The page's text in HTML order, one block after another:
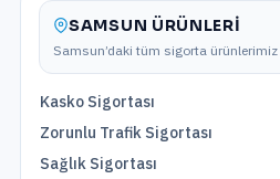
SAMSUN ÜRÜNLERI
Samsun’daki tüm sigorta ürünlerimiz
Kasko Sigortası
Zorunlu Trafik Sigortası
Sağlık Sigortası